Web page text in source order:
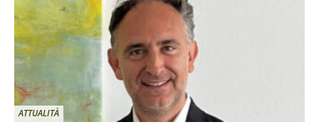
ATTUALITÀ